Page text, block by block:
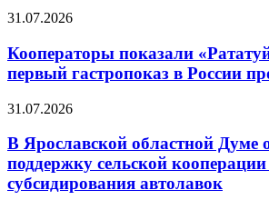
31.07.2026
Кооператоры показали
первый гастропоказ в России
31.07.2026
В Ярославской областной Думе
поддержку сельской
субсидирования автолавок